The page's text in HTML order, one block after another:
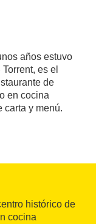
años estuvo
es el
de
en cocina
carta y menú.
histórico de
cocina